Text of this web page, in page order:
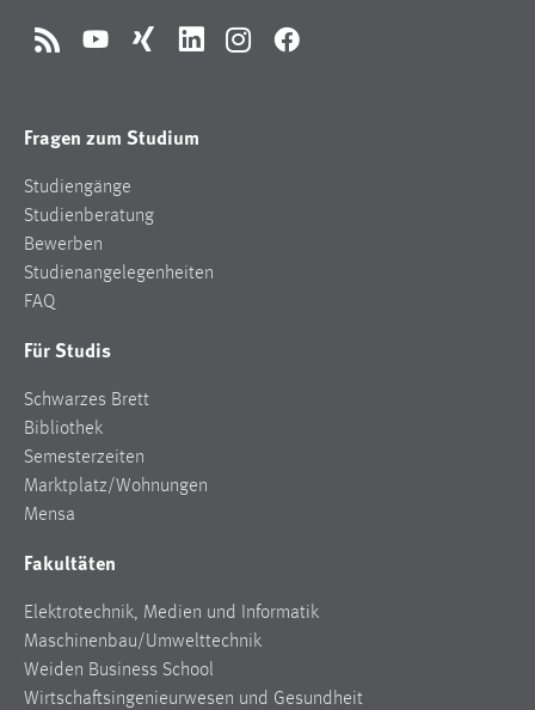
RSS YouTubeXing LinkedInInstagramFacebook
Fragen zum Studium
Studiengänge
Studienberatung
Bewerben
Studienangelegenheiten
FAQ
Für Studis
Schwarzes Brett
Bibliothek
Semesterzeiten
Marktplatz/Wohnungen
Mensa
Fakultäten
Elektrotechnik, Medien und Informatik
Maschinenbau/Umwelttechnik
Weiden Business School
Wirtschaftsingenieurwesen und Gesundheit